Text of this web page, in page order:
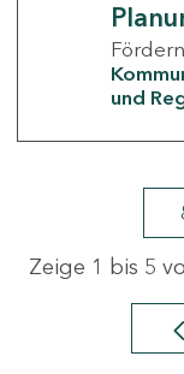
und
Zeige 1 bis 5